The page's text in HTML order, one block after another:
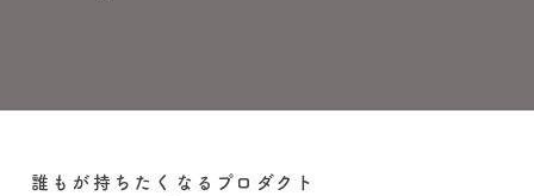
誰もが持ちたくなるプロダクト